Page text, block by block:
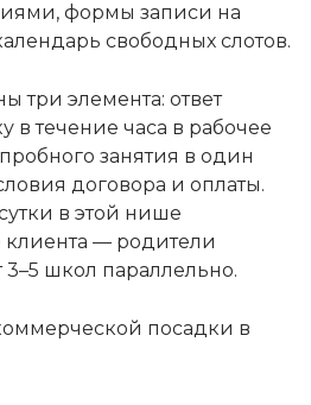
формы записи на
свободных слотов.
три элемента: ответ
в течение часа в рабочее
занятия в один
договора и оплаты.
в этой нише
клиента — родители
школ параллельно.
посадки в